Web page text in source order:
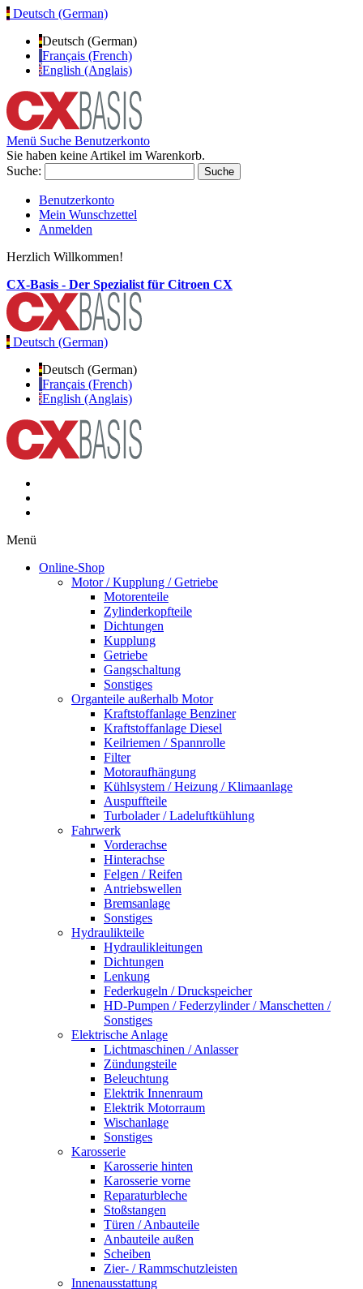
Deutsch (German)
Deutsch (German)
Français (French)
English (Anglais)
Menü Suche Benutzerkonto
Sie haben keine Artikel im Warenkorb.
Suche:
Suche
Benutzerkonto
Mein Wunschzettel
Anmelden
Herzlich Willkommen!
CX-Basis - Der Spezialist für Citroen CX
Deutsch (German)
Deutsch (German)
Français (French)
English (Anglais)
Menü
Online-Shop
Motor / Kupplung / Getriebe
Motorenteile
Zylinderkopfteile
Dichtungen
Kupplung
Getriebe
Gangschaltung
Sonstiges
Organteile außerhalb Motor
Kraftstoffanlage Benziner
Kraftstoffanlage Diesel
Keilriemen / Spannrolle
Filter
Motoraufhängung
Kühlsystem / Heizung / Klimaanlage
Auspuffteile
Turbolader / Ladeluftkühlung
Fahrwerk
Vorderachse
Hinterachse
Felgen / Reifen
Antriebswellen
Bremsanlage
Sonstiges
Hydraulikteile
Hydraulikleitungen
Dichtungen
Lenkung
Federkugeln / Druckspeicher
HD-Pumpen / Federzylinder / Manschetten /
Sonstiges
Elektrische Anlage
Lichtmaschinen / Anlasser
Zündungsteile
Beleuchtung
Elektrik Innenraum
Elektrik Motorraum
Wischanlage
Sonstiges
Karosserie
Karosserie hinten
Karosserie vorne
Reparaturbleche
Stoßstangen
Türen / Anbauteile
Anbauteile außen
Scheiben
Zier- / Rammschutzleisten
Innenausstattung